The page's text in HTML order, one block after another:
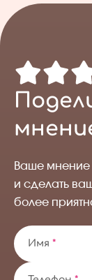
Ваше мнение
и сделать
более
Имя *